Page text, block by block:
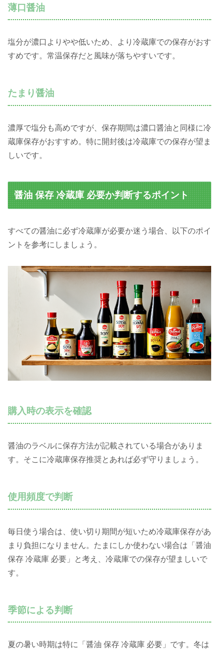
薄口醤油
塩分が濃口よりやや低いため、より冷蔵庫での保存がおす
すめです。常温保存だと風味が落ちやすいです。
たまり醤油
濃厚で塩分も高めですが、保存期間は濃口醤油と同様に冷
蔵庫保存がおすすめ。特に開封後は冷蔵庫での保存が望ま
しいです。
醤油 保存 冷蔵庫 必要か判断するポイント
すべての醤油に必ず冷蔵庫が必要か迷う場合、以下のポイ
ントを参考にしましょう。
購入時の表示を確認
醤油のラベルに保存方法が記載されている場合がありま
す。そこに冷蔵庫保存推奨とあれば必ず守りましょう。
使用頻度で判断
毎日使う場合は、使い切り期間が短いため冷蔵庫保存があ
まり負担になりません。たまにしか使わない場合は「醤油
保存 冷蔵庫 必要」と考え、冷蔵庫での保存が望ましいで
す。
季節による判断
夏の暑い時期は特に「醤油 保存 冷蔵庫 必要」です。冬は